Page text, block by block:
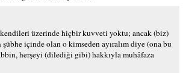
üzerinde hiçbir kuvveti yoktu; ancak (biz)
içinde olan o kimseden ayıralım diye (ona bu
herşeyi (dilediği gibi) hakkıyla muhâfaza